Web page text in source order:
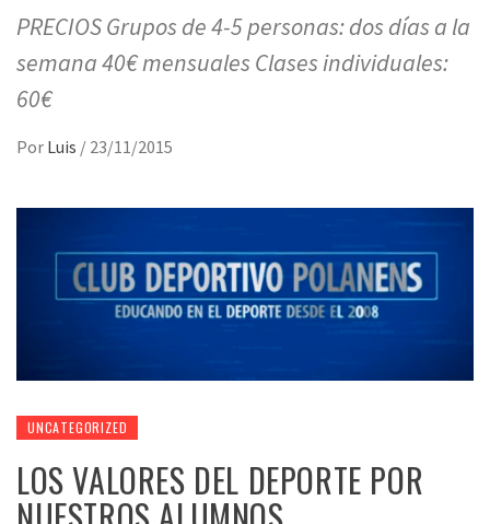
PRECIOS Grupos de 4-5 personas: dos días a la
semana 40€ mensuales Clases individuales:
60€
Por Luis / 23/11/2015
UNCATEGORIZED
LOS VALORES DEL DEPORTE POR